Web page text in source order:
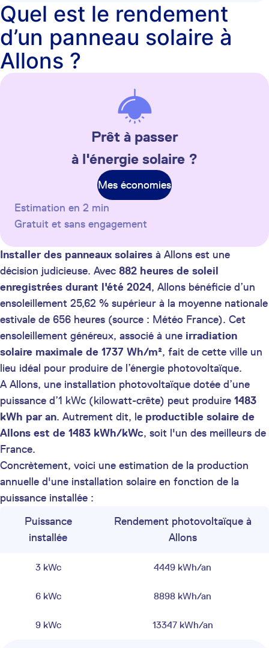
Quel est le rendement
d’un panneau solaire à
Allons ?
Prêt à passer
à l'énergie solaire ?
Mes économies
Estimation en 2 min
Gratuit et sans engagement
Installer des panneaux solaires à Allons est une
décision judicieuse. Avec 882 heures de soleil
enregistrées durant l'été 2024, Allons bénéficie d’un
ensoleillement 25,62 % supérieur à la moyenne nationale
estivale de 656 heures (source : Météo France). Cet
ensoleillement généreux, associé à une irradiation
solaire maximale de 1737 Wh/m², fait de cette ville un
lieu idéal pour produire de l’énergie photovoltaïque.
A Allons, une installation photovoltaïque dotée d’une
puissance d’1 kWc (kilowatt-crête) peut produire 1483
kWh par an. Autrement dit, le productible solaire de
Allons est de 1483 kWh/kWc, soit l'un des meilleurs de
France.
Concrètement, voici une estimation de la production
annuelle d'une installation solaire en fonction de la
puissance installée :
Puissance
installée
Rendement photovoltaïque à
Allons
3 kWc 4449 kWh/an
6 kWc 8898 kWh/an
9 kWc 13347 kWh/an